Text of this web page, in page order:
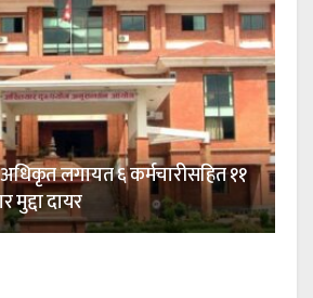
लगायत ६ कर्मचारीसहित ११
मुद्दा दायर